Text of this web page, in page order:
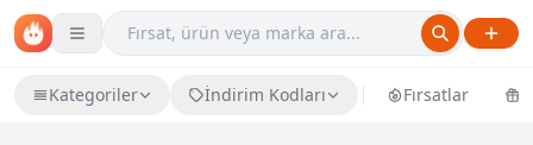
Kategoriler İndirim Kodları Fırsatlar